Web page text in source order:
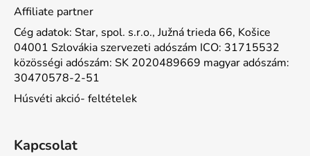
Affiliate partner
Cég adatok: Star, spol. s.r.o., Južná trieda 66, Košice
04001 Szlovákia szervezeti adószám ICO: 31715532
közösségi adószám: SK 2020489669 magyar adószám:
30470578-2-51
Húsvéti akció- feltételek
Kapcsolat